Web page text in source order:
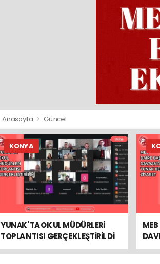
Anasayfa Güncel
KONYA
YUNAK'TA OKUL MÜDÜRLERİ
TOPLANTISI GERÇEKLEŞTİRİLDİ